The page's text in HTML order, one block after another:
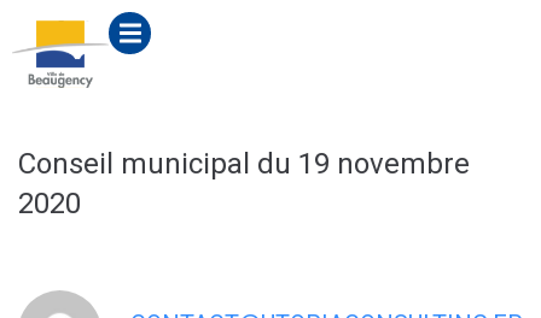
principal
Conseil municipal du 19 novembre
2020